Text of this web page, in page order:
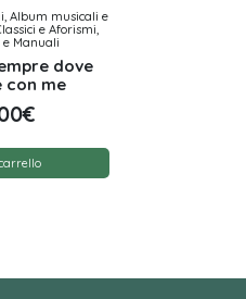
Album musicali e
e Aforismi,
e Manuali
dove
con me
€